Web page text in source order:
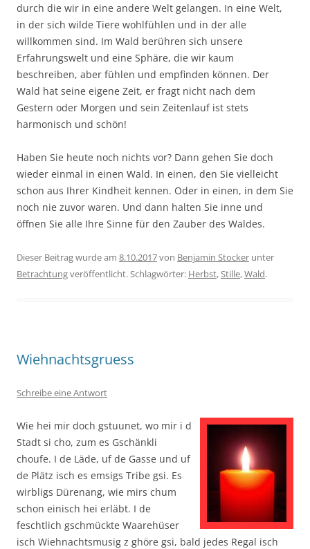
durch die wir in eine andere Welt gelangen. In eine Welt,
in der sich wilde Tiere wohlfühlen und in der alle
willkommen sind. Im Wald berühren sich unsere
Erfahrungswelt und eine Sphäre, die wir kaum
beschreiben, aber fühlen und empfinden können. Der
Wald hat seine eigene Zeit, er fragt nicht nach dem
Gestern oder Morgen und sein Zeitenlauf ist stets
harmonisch und schön!
Haben Sie heute noch nichts vor? Dann gehen Sie doch
wieder einmal in einen Wald. In einen, den Sie vielleicht
schon aus Ihrer Kindheit kennen. Oder in einen, in dem Sie
noch nie zuvor waren. Und dann halten Sie inne und
öffnen Sie alle Ihre Sinne für den Zauber des Waldes.
Dieser Beitrag wurde am 8.10.2017von Benjamin Stocker unter
Betrachtungveröffentlicht. Schlagwörter: Herbst,Stille,Wald.
Wiehnachtsgruess
Schreibe eine Antwort
Wie hei mir doch gstuunet, wo mir i d
Stadt si cho, zum es Gschänkli
choufe. I de Läde, uf de Gasse und uf
de Plätz isch es emsigs Tribe gsi. Es
wirbligs Dürenang, wie mirs chum
schon einisch hei erläbt. I de
feschtlich gschmückte Waarehüser
isch Wiehnachtsmusig z ghöre gsi, bald jedes Regal isch